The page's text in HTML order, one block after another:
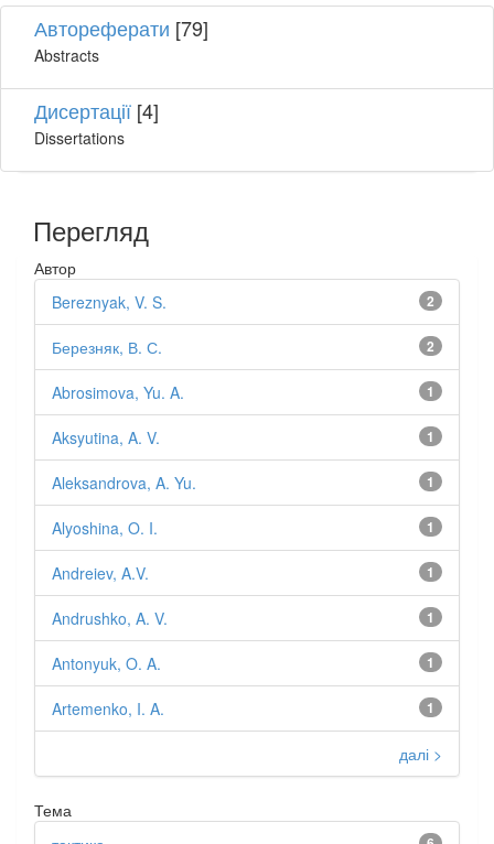
Автореферати [79]
Abstracts
Дисертації [4]
Dissertations
Перегляд
Автор
2
Bereznyak, V. S.
2
Березняк, В. С.
1
Abrosimova, Yu. A.
1
Aksyutina, A. V.
1
Aleksandrova, A. Yu.
1
Alyoshina, O. I.
1
Andreiev, A.V.
1
Andrushko, A. V.
1
Antonyuk, O. A.
1
Artemenko, I. A.
далі >
Тема